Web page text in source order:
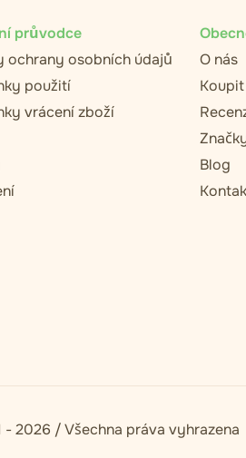
průvodce
ochrany osobních údajů
použití
vrácení zboží
O nás
Blog
2026 / Všechna práva vyhrazena